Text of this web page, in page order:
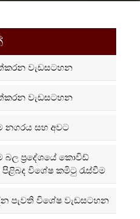
වැඩසටහන
වැඩසටහන
නගරය සහ අවට
බල ප්‍රදේශයේ කොවිඩ්
විශේෂ කමිටු රැස්වීම
දින පැවති විශේෂ වැඩසටහන